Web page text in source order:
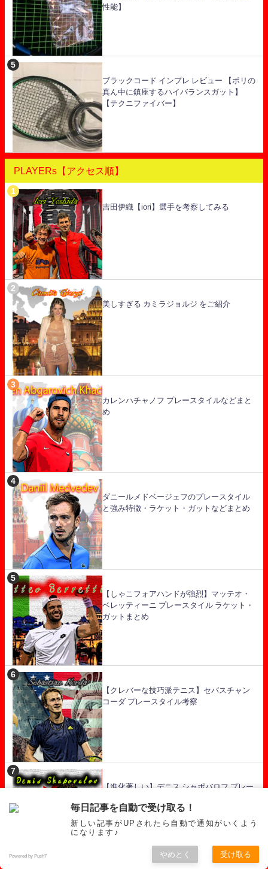
性能】
ブラックコード インプレ レビュー 【ポリの
真ん中に鎮座するハイバランスガット】
【テクニファイバー】
PLAYERs【アクセス順】
吉田伊織【iori】選手を考察してみる
美しすぎる カミラジョルジ をご紹介
カレンハチャノフ プレースタイルなどまと
め
ダニールメドベージェフのプレースタイル
と強み特徴・ラケット・ガットなどまとめ
【しゃこフォアハンドが強烈】マッテオ・
ベレッティーニ プレースタイル ラケット・
ガットまとめ
【クレバーな技巧派テニス】セバスチャン
コーダ プレースタイル考察
【進化著しい】デニス シャポバロフ プレー
毎日記事を自動で受け取る！
新しい記事がUPされたら自動で通知がいくよう
になります♪
Powered by Push7 やめとく 受け取る